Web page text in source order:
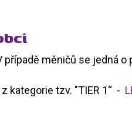
měničů se jedná
kategorie tzv. "TIER 1“ -